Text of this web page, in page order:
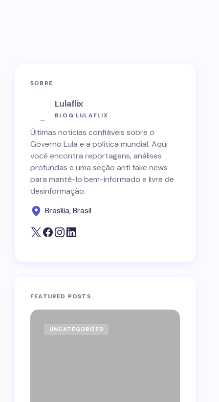
SOBRE
Lulaflix
BLOG LULAFLIX
Últimas notícias confiáveis sobre o
Governo Lula e a política mundial. Aqui
você encontra reportagens, análises
profundas e uma seção anti fake news
para mantê-lo bem-informado e livre de
desinformação.
Brasília, Brasil
FEATURED POSTS
UNCATEGORIZED